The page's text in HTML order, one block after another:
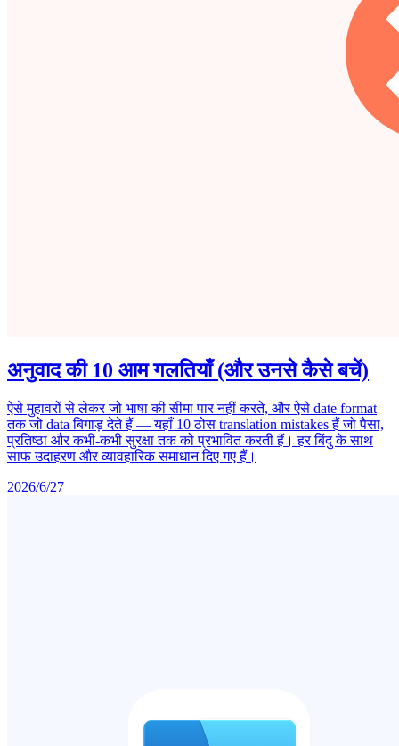
अनुवाद की 10 आम गलतियाँ (और उनसे कैसे बचें)
ऐसे मुहावरों से लेकर जो भाषा की सीमा पार नहीं करते, और ऐसे date format
तक जो data बिगाड़ देते हैं — यहाँ 10 ठोस translation mistakes हैं जो पैसा,
प्रतिष्ठा और कभी-कभी सुरक्षा तक को प्रभावित करती हैं। हर बिंदु के साथ
साफ उदाहरण और व्यावहारिक समाधान दिए गए हैं।
2026/6/27